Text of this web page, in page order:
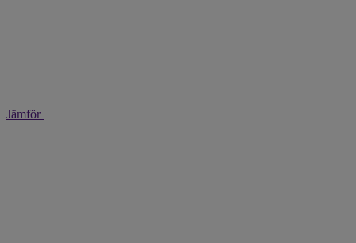
Jämför